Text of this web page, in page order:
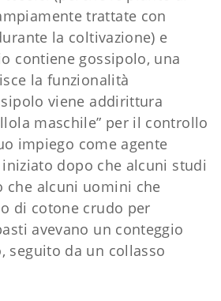
trattate con
la coltivazione) e
contiene gossipolo, una
la funzionalità
viene addirittura
maschile” per il controllo
impiego come agente
dopo che alcuni studi
che alcuni uomini che
di cotone crudo per
avevano un conteggio
seguito da un collasso